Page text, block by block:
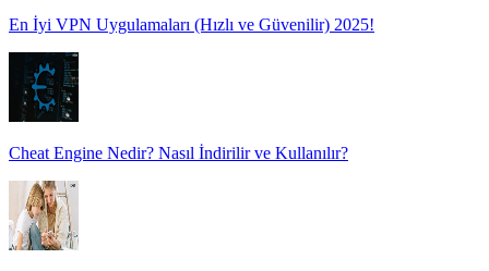
En İyi VPN Uygulamaları (Hızlı ve Güvenilir) 2025!
Cheat Engine Nedir? Nasıl İndirilir ve Kullanılır?